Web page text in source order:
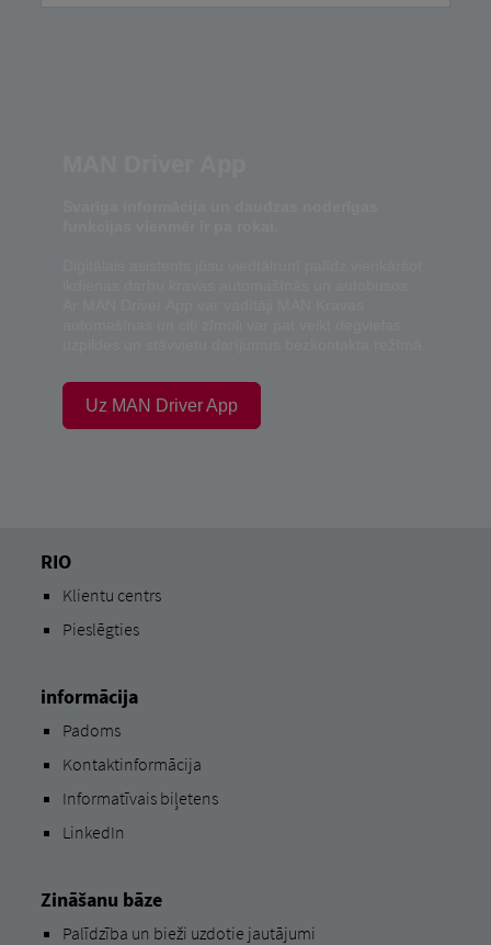
Uz MAN Driver App
RIO
Klientu centrs
Pieslēgties
informācija
Padoms
Kontaktinformācija
Informatīvais biļetens
LinkedIn
Zināšanu bāze
Palīdzība un bieži uzdotie jautājumi